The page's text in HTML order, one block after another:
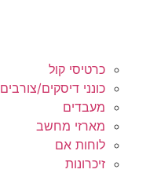
כרטיסי קול
כונני דיסקים/צורבים
מעבדים
מארזי מחשב
לוחות אם
זיכרונות